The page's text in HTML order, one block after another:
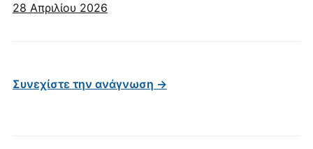
28 Απριλίου 2026
Συνεχίστε την ανάγνωση →